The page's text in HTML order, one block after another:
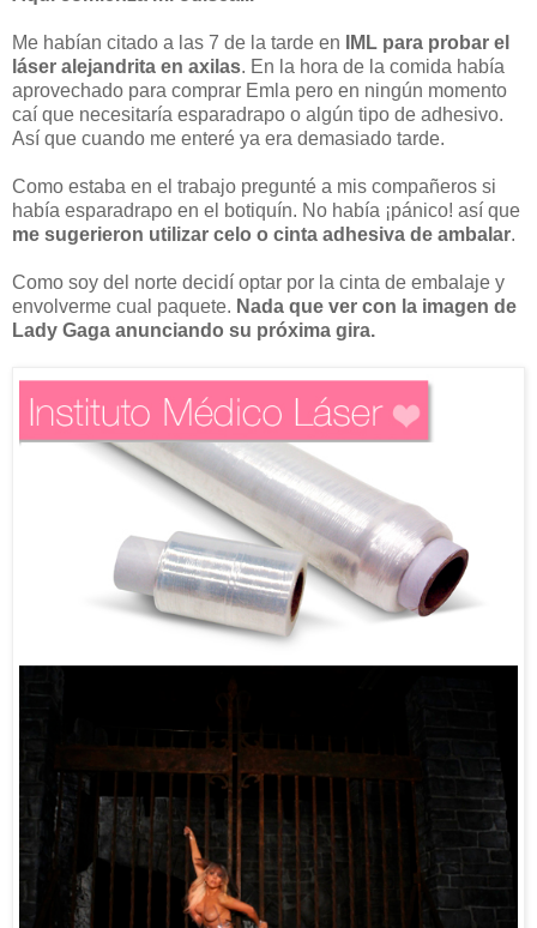
Me habían citado a las 7 de la tarde en
IML para probar el
láser alejandrita en axilas. En la hora de la comida había
aprovechado para comprar Emla pero en ningún momento
caí que necesitaría esparadrapo o algún tipo de adhesivo.
Así que cuando me enteré ya era demasiado tarde.
Como estaba en el trabajo pregunté a mis compañeros si
había esparadrapo en el botiquín. No había ¡pánico! así que
me sugerieron utilizar celo o cinta adhesiva de ambalar.
Como soy del norte decidí optar por la cinta de embalaje y
envolverme cual paquete. Nada que ver con la imagen de
Lady Gaga anunciando su próxima gira.